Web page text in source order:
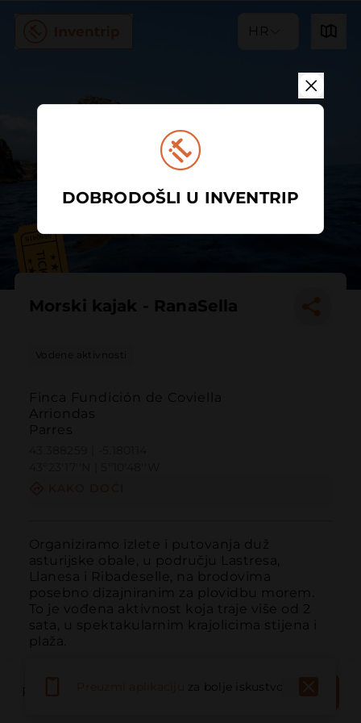
HR
Morski kajak - RanaSella
Vodene aktivnosti
Finca Fundición de Coviella
Arriondas
Parres
Organiziramo izlete i putovanja duž
asturijske obale, u području Lastresa,
Llanesa i Ribadeselle, na brodovima
posebno dizajniranim za plovidbu morem.
To je vođena aktivnost koja traje više od 2
sata, u spektakularnim krajolicima stijena i
plaža.
REZERVIRAJ MJESTO
REZERVIRAJ
za bolje iskustvo
DOBRODOŠLI U INVENTRIP